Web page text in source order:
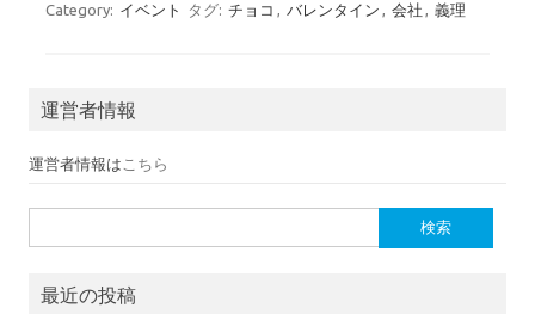
Category: イベント タグ: チョコ , バレンタイン , 会社 , 義理
運営者情報
運営者情報は こちら
最近の投稿